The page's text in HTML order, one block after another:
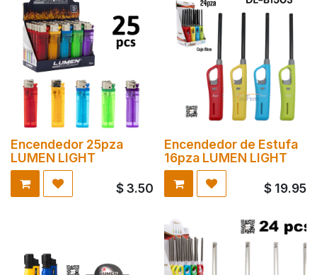
Encendedor 25pza
LUMEN LIGHT
$3.50
Encendedor de Estufa
16pza LUMEN LIGHT
$ 19.95